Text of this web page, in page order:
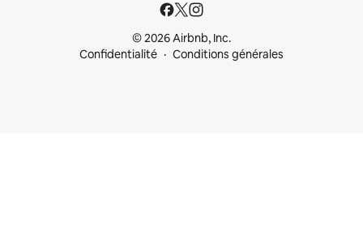
© 2026 Airbnb, Inc.
Confidentialité
Conditions générales